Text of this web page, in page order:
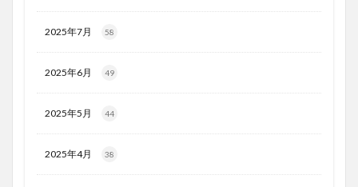
2025年7月 58
2025年6月 49
2025年5月 44
2025年4月 38